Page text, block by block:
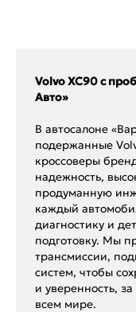
Volvo XC90 с
Авто»
В автосалоне
подержанные
кроссоверы
надежность,
продуманную
каждый
диагностику и
подготовку. Мы
трансмиссии,
систем, чтобы
и уверенность,
всем мире.